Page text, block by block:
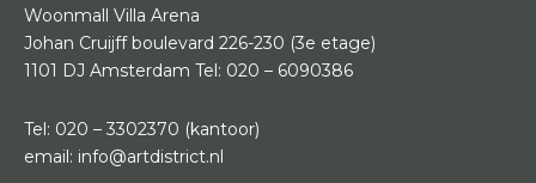
Woonmall Villa Arena
Johan Cruijff boulevard 226-230 (3e etage)
1101 DJ Amsterdam Tel: 020 – 6090386
Tel: 020 – 3302370 (kantoor)
email: info@artdistrict.nl